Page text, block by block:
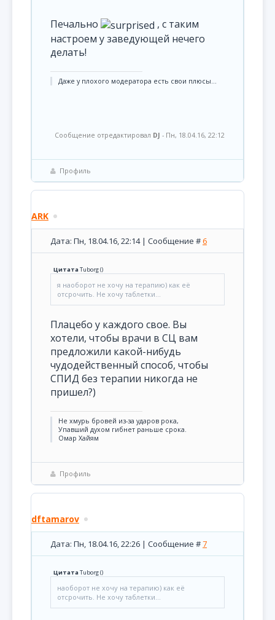
Печально
, с таким
настроем у заведующей нечего
делать!
Даже у плохого модератора есть свои плюсы...
Сообщение отредактировал DJ - Пн, 18.04.16, 22:12
Профиль
ARK
Дата: Пн, 18.04.16, 22:14 | Сообщение #6
ЦитатаTuborg()
я наоборот не хочу на терапию) как её
отсрочить. Не хочу таблетки...
Плацебо у каждого свое. Вы
хотели, чтобы врачи в СЦ вам
предложили какой-нибудь
чудодейственный способ, чтобы
СПИД без терапии никогда не
пришел?)
Не хмурь бровей из-за ударов рока,
Упавший духом гибнет раньше срока.
Омар Хайям
Профиль
dftamarov
Дата: Пн, 18.04.16, 22:26 | Сообщение #7
ЦитатаTuborg()
наоборот не хочу на терапию) как её
отсрочить. Не хочу таблетки...